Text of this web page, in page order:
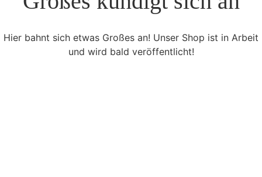
Hier bahnt sich etwas Großes an! Unser Shop ist in Arbeit
und wird bald veröffentlicht!